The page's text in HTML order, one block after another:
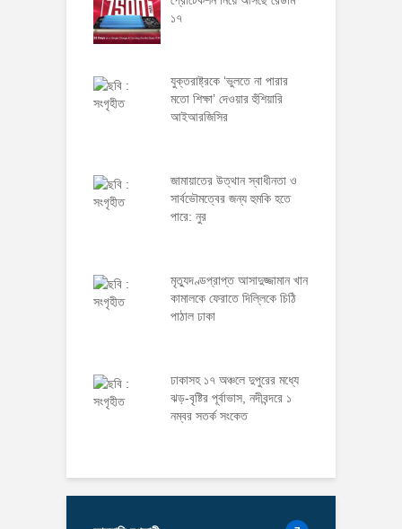
১৭
যুক্তরাষ্ট্রকে ‘ভুলতে না পারার
মতো শিক্ষা’ দেওয়ার হুঁশিয়ারি
আইআরজিসির
জামায়াতের উত্থান স্বাধীনতা ও
সার্বভৌমত্বের জন্য হুমকি হতে
পারে: নুর
মৃত্যুদণ্ডপ্রাপ্ত আসাদুজ্জামান খান
কামালকে ফেরাতে দিল্লিকে চিঠি
পাঠাল ঢাকা
ঢাকাসহ ১৭ অঞ্চলে দুপুরের মধ্যে
ঝড়-বৃষ্টির পূর্বাভাস, নদীবন্দরে ১
নম্বর সতর্ক সংকেত